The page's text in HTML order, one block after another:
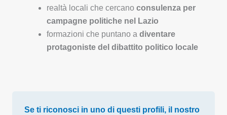
realtà locali che cercano consulenza per
campagne politiche nel Lazio
formazioni che puntano a diventare
protagoniste del dibattito politico locale
Se ti riconosci in uno di questi profili, il nostro